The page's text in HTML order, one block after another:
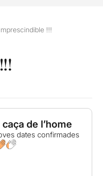
!!!
de l’home
dates confirmades